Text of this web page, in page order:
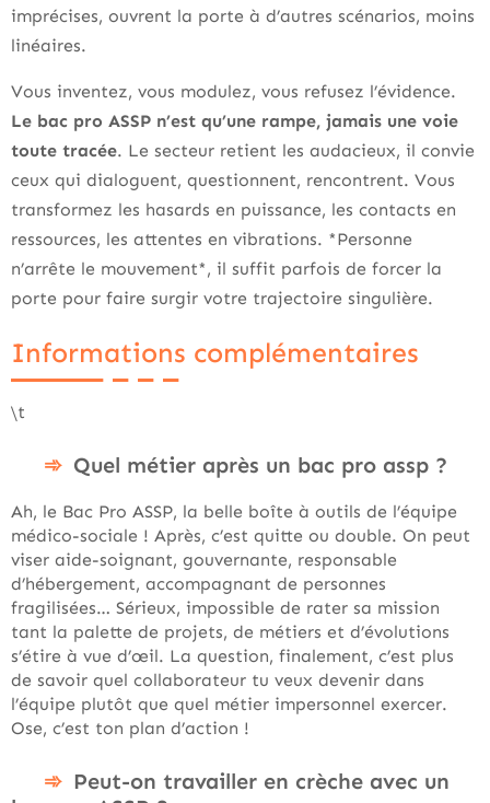
imprécises, ouvrent la porte à d’autres scénarios, moins
linéaires.
Vous inventez, vous modulez, vous refusez l’évidence.
Le bac pro ASSP n’est qu’une rampe, jamais une voie
toute tracée. Le secteur retient les audacieux, il convie
ceux qui dialoguent, questionnent, rencontrent. Vous
transformez les hasards en puissance, les contacts en
ressources, les attentes en vibrations. *Personne
n’arrête le mouvement*, il suffit parfois de forcer la
porte pour faire surgir votre trajectoire singulière.
Informations complémentaires
\t
Quel métier après un bac pro assp ?
Ah, le Bac Pro ASSP, la belle boîte à outils de l’équipe
médico-sociale ! Après, c’est quitte ou double. On peut
viser aide-soignant, gouvernante, responsable
d’hébergement, accompagnant de personnes
fragilisées… Sérieux, impossible de rater sa mission
tant la palette de projets, de métiers et d’évolutions
s’étire à vue d’œil. La question, finalement, c’est plus
de savoir quel collaborateur tu veux devenir dans
l’équipe plutôt que quel métier impersonnel exercer.
Ose, c’est ton plan d’action !
Peut-on travailler en crèche avec un